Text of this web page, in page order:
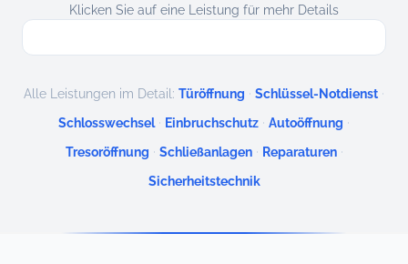
Klicken Sie auf eine Leistung für mehr Details
Alle Leistungen im Detail: Türöffnung · Schlüssel-Notdienst ·
Schlosswechsel · Einbruchschutz · Autoöffnung ·
Tresoröffnung · Schließanlagen · Reparaturen ·
Sicherheitstechnik